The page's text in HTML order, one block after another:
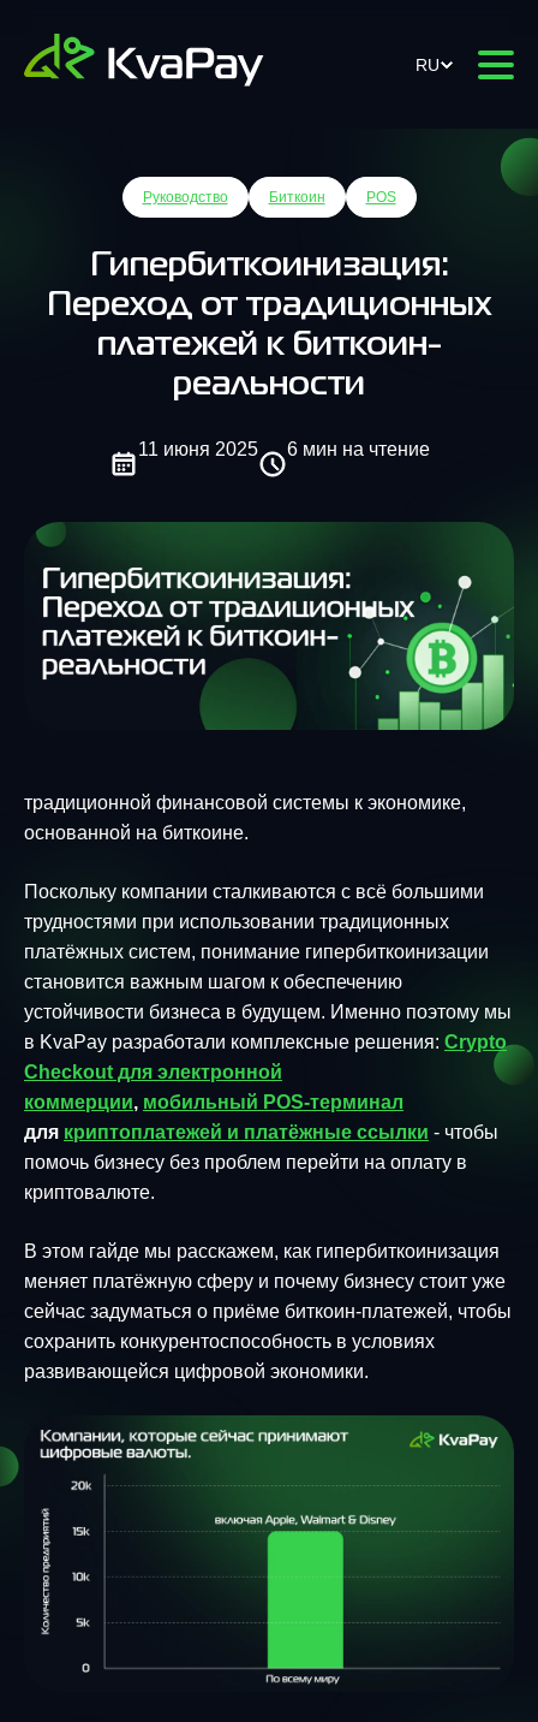
RU
Руководство Биткоин POS
Гипербиткоинизация:
Переход от традиционных
платежей к биткоин-
реальности
11 июня 2025 6 мин на чтение
традиционной финансовой системы к экономике,
основанной на биткоине.
Поскольку компании сталкиваются с всё большими
трудностями при использовании традиционных
платёжных систем, понимание гипербиткоинизации
становится важным шагом к обеспечению
устойчивости бизнеса в будущем. Именно поэтому мы
в KvaPay разработали комплексные решения: Crypto
Checkout для электронной
коммерции, мобильный POS-терминал
для криптоплатежей и платёжные ссылки - чтобы
помочь бизнесу без проблем перейти на оплату в
криптовалюте.
В этом гайде мы расскажем, как гипербиткоинизация
меняет платёжную сферу и почему бизнесу стоит уже
сейчас задуматься о приёме биткоин-платежей, чтобы
сохранить конкурентоспособность в условиях
развивающейся цифровой экономики.